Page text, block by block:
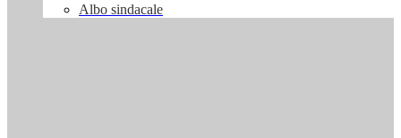
Albo sindacale